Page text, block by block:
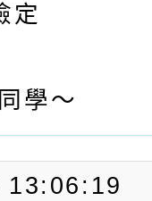
定
學～
13:06:19